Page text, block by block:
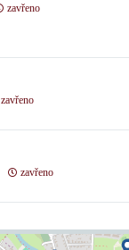
zavřeno
zavřeno
zavřeno